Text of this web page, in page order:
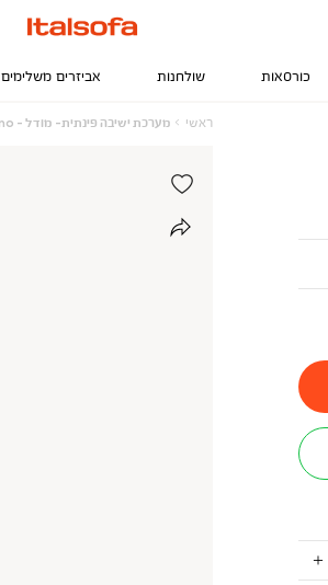
כורסאות שולחנות אביזרים משלימים
ראשי ראשי
מערכת ישיבה פינתית- מודל - Adriano